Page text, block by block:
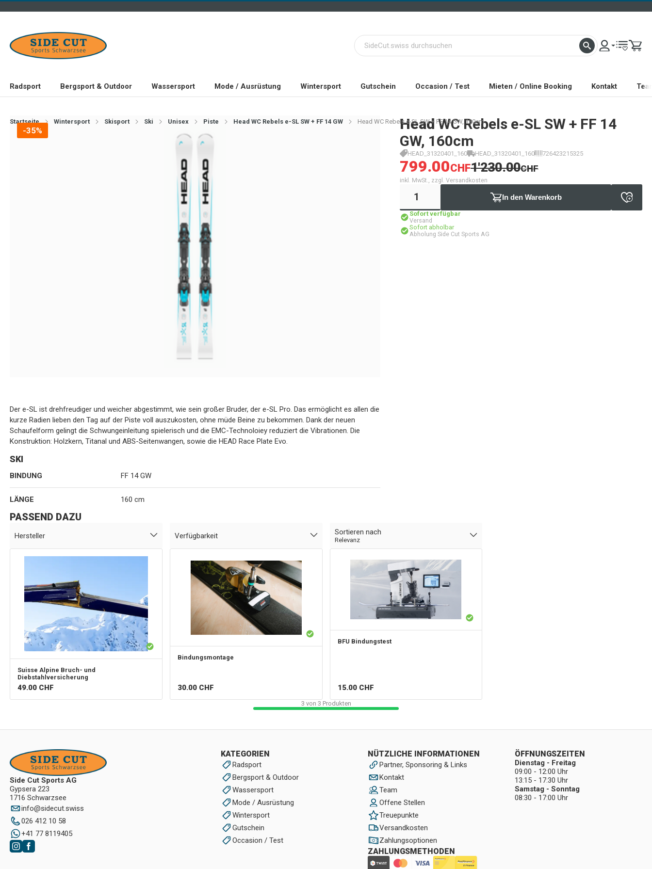
Radsport Bergsport & Outdoor Wassersport Mode / Ausrüstung Wintersport Gutschein Occasion / Test Mieten / Online Booking Kontakt
Startseite Wintersport Skisport Ski Unisex Piste Head WC Rebels e-SL SW + FF 14 GW Head WC Rebels e-SL SW + FF 14 GW, 160cm
-35% Head WC Rebels e-SL SW + FF 14
GW, 160cm
HEAD_31320401_160 HEAD_31320401_160 726423215325
799.00CHF1'230.00CHF
inkl. MwSt., zzgl. Versandkosten
In den Warenkorb
Sofort verfügbar
Versand
Sofort abholbar
Abholung Side Cut Sports AG
Der e-SL ist drehfreudiger und weicher abgestimmt, wie sein großer Bruder, der e-SL Pro. Das ermöglicht es allen die
kurze Radien lieben den Tag auf der Piste voll auszukosten, ohne müde Beine zu bekommen. Dank der neuen
Schaufelform gelingt die Schwungeinleitung spielerisch und die EMC-Technoloiey reduziert die Vibrationen. Die
Konstruktion: Holzkern, Titanal und ABS-Seitenwangen, sowie die HEAD Race Plate Evo.
SKI
BINDUNG FF 14 GW
LÄNGE 160 cm
PASSEND DAZU
Hersteller Verfügbarkeit Sortieren nach
Relevanz
Suisse Alpine Bruch- und
Diebstahlversicherung
49.00 CHF
Bindungsmontage
30.00 CHF
BFU Bindungstest
15.00 CHF
3 von 3 Produkten
Side Cut Sports AG
Gypsera 223
1716 Schwarzsee
info@sidecut.swiss
026 412 10 58
+41 77 8119405
KATEGORIEN
Radsport
Bergsport & Outdoor
Wassersport
Mode / Ausrüstung
Wintersport
Gutschein
Occasion / Test
NÜTZLICHE INFORMATIONEN
Partner, Sponsoring & Links
Kontakt
Team
Offene Stellen
Treuepunkte
Versandkosten
Zahlungsoptionen
ZAHLUNGSMETHODEN
ÖFFNUNGSZEITEN
Dienstag - Freitag
09:00 - 12:00 Uhr
13:15 - 17:30 Uhr
Samstag - Sonntag
08:30 - 17:00 Uhr